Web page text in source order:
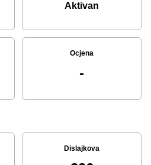
Aktivan
Ocjena
-
Dislajkova